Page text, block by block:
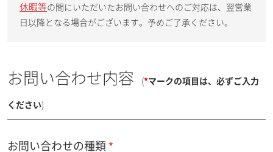
休暇等の間にいただいたお問い合わせへのご対応は、翌営業
日以降となる場合がございます。予めご了承ください。
お問い合わせ内容 (*マークの項目は、必ずご入力
ください)
お問い合わせの種類